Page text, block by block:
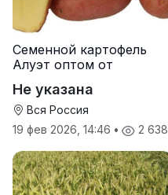
Семенной картофель
Алуэт оптом от
Не указана
Вся Россия
19 фев 2026, 14:46 • 2 638